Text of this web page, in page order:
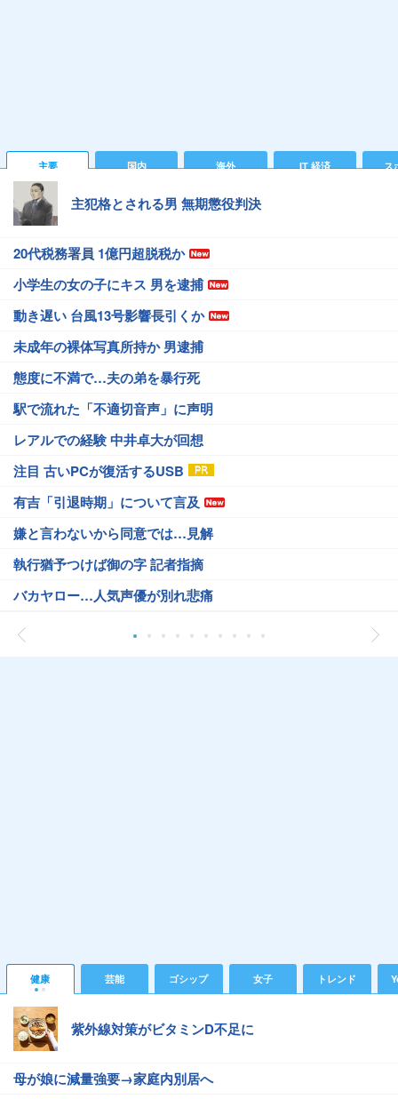
主要 国内 海外 IT 経済 ス
主犯格とされる男 無期懲役判決
20代税務署員 1億円超脱税か
小学生の女の子にキス 男を逮捕
動き遅い 台風13号影響長引くか
未成年の裸体写真所持か 男逮捕
態度に不満で…夫の弟を暴行死
駅で流れた「不適切音声」に声明
レアルでの経験 中井卓大が回想
注目 古いPCが復活するUSB
有吉「引退時期」について言及
嫌と言わないから同意では…見解
執行猶予つけば御の字 記者指摘
バカヤロー…人気声優が別れ悲痛
健康 芸能 ゴシップ 女子 トレンド
紫外線対策がビタミンD不足に
母が娘に減量強要→家庭内別居へ